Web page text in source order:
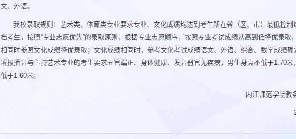
文、外语。
我校录取规则：艺术类、体育类专业要求专业、文化成绩均达到考生所在省（区、市）最低控制
档考生，按照“专业志愿优先”的录取原则，根据专业志愿顺序，按照专业考试成绩从高到低择优录取
相同时参照文化成绩择优录取；文化成绩相同时，参考文化考试成绩语文、外语、综合、数学成绩确
填报播音与主持艺术专业的考生要求五官端正、身体健康、发音器官无疾病，男生身高不低于1.70米
低于1.60米。
内江师范学院教